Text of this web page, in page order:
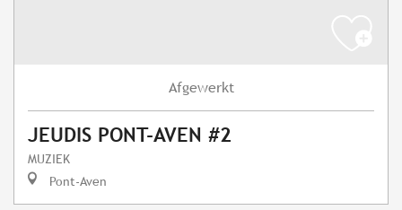
Afgewerkt
JEUDIS PONT-AVEN #2
MUZIEK
Pont-Aven